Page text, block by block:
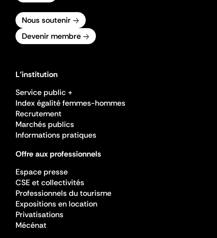
Nous soutenir
Devenir membre
L'institution
Service public +
Index égalité femmes-hommes
Recrutement
Marchés publics
Informations pratiques
Offre aux professionnels
Espace presse
CSE et collectivités
Professionnels du tourisme
Expositions en location
Privatisations
Mécénat